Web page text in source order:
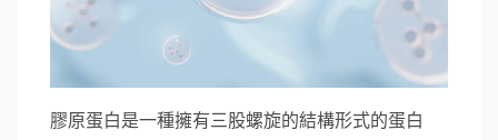
膠原蛋白是一種擁有三股螺旋的結構形式的蛋白